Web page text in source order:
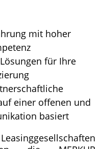
mit hoher
für Ihre
einer offenen und
basiert